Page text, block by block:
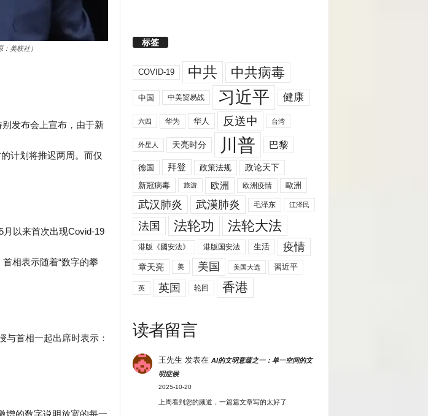
美联社）
发布会上宣布，由于新
计划将推迟两周。而仅
以来首次出现Covid-19
相表示随着“数字的攀
与首相一起出席时表示：
增的数字说明放宽的每一
标签
COVID-19 中共 中共病毒
中国 中美贸易战 习近平 健康
六四 华为 华人 反送中 台湾
外星人 天亮时分 川普 巴黎
德国 拜登 政策法规
政论天下
新冠病毒
旅游 欧洲 欧洲疫情 歐洲
武汉肺炎 武漢肺炎 毛泽东 江泽民
法国 法轮功 法轮大法
港版《國安法》 港版国安法 生活 疫情
章天亮 美 美国 美国大选 習近平
英 英国 轮回 香港
读者留言
王先生 发表在 AI的文明意蕴之一：单一空间的文
明症候
2025-10-20
上周看到您的频道，一篇篇文章写的太好了